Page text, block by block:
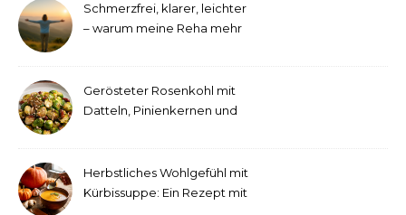
Schmerzfrei, klarer, leichter
– warum meine Reha mehr
Gerösteter Rosenkohl mit
Datteln, Pinienkernen und
Herbstliches Wohlgefühl mit
Kürbissuppe: Ein Rezept mit